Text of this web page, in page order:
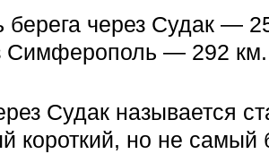
берега через Судак —
Симферополь — 292 км.
Судак называется
короткий, но не самый